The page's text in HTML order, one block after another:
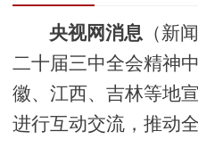
央视网消息 （新
二十届三中全会精神
徽、江西、吉林等地
进行互动交流，推动